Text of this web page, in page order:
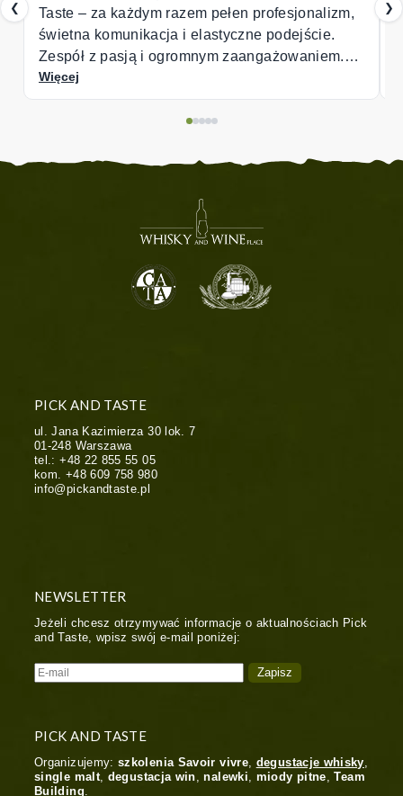
❮profesjonalizm,
podejście.
❯
PICK AND TASTE
ul. Jana Kazimierza 30 lok. 7
01-248 Warszawa
tel.:+48 22 855 55 05
kom. +48 609 758 980
info@pickandtaste.pl
NEWSLETTER
Jeżeli chcesz otrzymywać informacje o aktualnościach Pick
and Taste, wpisz swój e-mail poniżej:
PICK AND TASTE
Organizujemy:szkolenia Savoir vivre, degustacje whisky,
single malt, degustacja win,nalewki, miody pitne,Team
Building.